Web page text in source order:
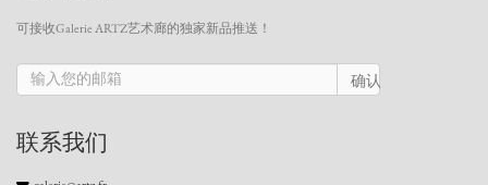
可接收Galerie ARTZ艺术廊的独家新品推送！
确认
联系我们